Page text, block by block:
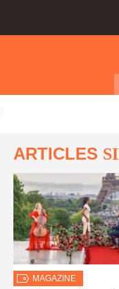
ARTICLES
MAGAZINE